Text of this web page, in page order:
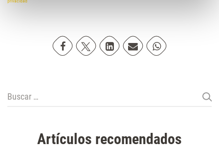
Compartir en Facebook
Compartir en Twitter
Compartir en Linkedin
Compartir poremail
Compartir en
Buscar:
Artículos recomendados